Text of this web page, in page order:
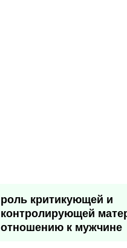
роль критикующей и
контролирующей
отношению к мужчине